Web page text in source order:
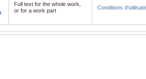
Full text for the whole work,
or for a work part
Conditions